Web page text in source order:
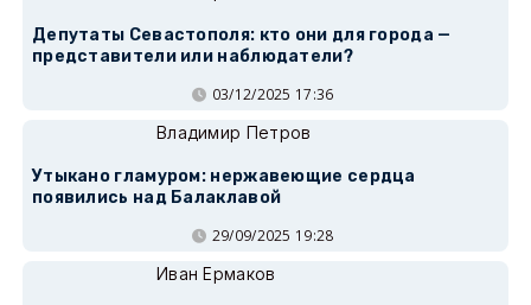
Депутаты Севастополя: кто они для города —
представители или наблюдатели?
03/12/2025 17:36
Владимир Петров
Утыкано гламуром: нержавеющие сердца
появились над Балаклавой
29/09/2025 19:28
Иван Ермаков